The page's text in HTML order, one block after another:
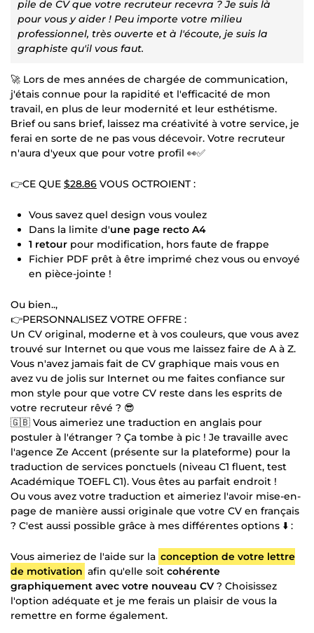
pile de CV que votre recruteur recevra ? Je suis là
pour vous y aider ! Peu importe votre milieu
professionnel, très ouverte et à l'écoute, je suis la
graphiste qu'il vous faut.
🚀 Lors de mes années de chargée de communication,
j'étais connue pour la rapidité et l'efficacité de mon
travail, en plus de leur modernité et leur esthétisme.
Brief ou sans brief, laissez ma créativité à votre service, je
ferai en sorte de ne pas vous décevoir. Votre recruteur
n'aura d'yeux que pour votre profil 👀✅
👉CE QUE $28.86 VOUS OCTROIENT :
Vous savez quel design vous voulez
Dans la limite d'une page recto A4
1 retour pour modification, hors faute de frappe
Fichier PDF prêt à être imprimé chez vous ou envoyé
en pièce-jointe !
Ou bien..,
👉PERSONNALISEZ VOTRE OFFRE :
Un CV original, moderne et à vos couleurs, que vous avez
trouvé sur Internet ou que vous me laissez faire de A à Z.
Vous n'avez jamais fait de CV graphique mais vous en
avez vu de jolis sur Internet ou me faites confiance sur
mon style pour que votre CV reste dans les esprits de
votre recruteur rêvé ? 😎
🇬🇧 Vous aimeriez une traduction en anglais pour
postuler à l'étranger ? Ça tombe à pic ! Je travaille avec
l'agence Ze Accent (présente sur la plateforme) pour la
traduction de services ponctuels (niveau C1 fluent, test
Académique TOEFL C1). Vous êtes au parfait endroit !
Ou vous avez votre traduction et aimeriez l'avoir mise-en-
page de manière aussi originale que votre CV en français
? C'est aussi possible grâce à mes différentes options ⬇️ :
Vous aimeriez de l'aide sur la conception de votre lettre
de motivation afin qu'elle soit cohérente
graphiquement avec votre nouveau CV ? Choisissez
l'option adéquate et je me ferais un plaisir de vous la
remettre en forme également.